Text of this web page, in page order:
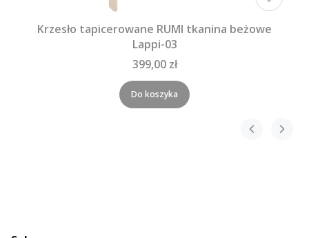
Krzesło tapicerowane RUMI tkanina beżowe
Lappi-03
399,00 zł
Do koszyka